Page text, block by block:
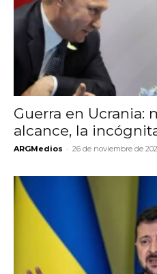
Guerra en Ucrania:
alcance, la
ARGMedios - 26 de noviembre de